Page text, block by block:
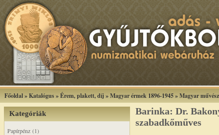
Főoldal»Katalógus»Érem, plakett, díj »Magyar érmek 1896-1945»Magyar
Kategóriák
Papírpénz (1)
Barinka: Dr.
szabadkőműves